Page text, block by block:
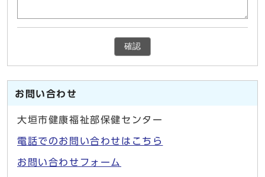
確認
お問い合わせ
大垣市健康福祉部保健センター
電話でのお問い合わせはこちら
お問い合わせフォーム